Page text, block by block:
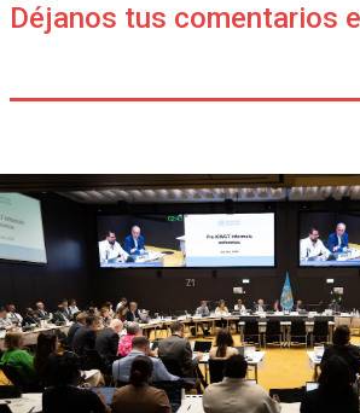
Déjanos tus comentarios